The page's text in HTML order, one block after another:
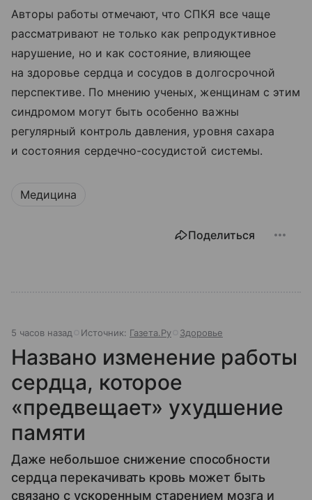
Авторы работы отмечают, что СПКЯ все чаще
рассматривают не только как репродуктивное
нарушение, но и как состояние, влияющее
на здоровье сердца и сосудов в долгосрочной
перспективе. По мнению ученых, женщинам с этим
синдромом могут быть особенно важны
регулярный контроль давления, уровня сахара
и состояния сердечно-сосудистой системы.
Медицина
Поделиться
5 часов назад Источник: Газета.Ру Здоровье
Названо изменение работы
сердца, которое
«предвещает» ухудшение
памяти
Даже небольшое снижение способности
сердца перекачивать кровь может быть
связано с ускоренным старением мозга и